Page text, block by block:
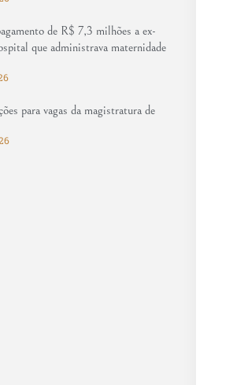
de R$ 7,3 milhões a ex-
que administrava maternidade
para vagas da magistratura de